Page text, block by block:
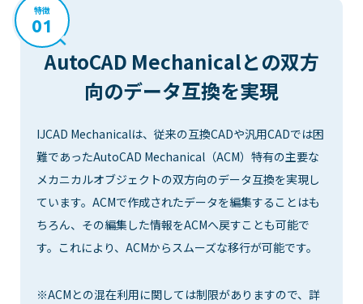
特徴
01
AutoCAD Mechanicalとの双方
向のデータ互換を実現
IJCAD Mechanicalは、従来の互換CADや汎用CADでは困
難であったAutoCAD Mechanical（ACM）特有の主要な
メカニカルオブジェクトの双方向のデータ互換を実現し
ています。ACMで作成されたデータを編集することはも
ちろん、その編集した情報をACMへ戻すことも可能で
す。これにより、ACMからスムーズな移行が可能です。
※ACMとの混在利用に関しては制限がありますので、詳